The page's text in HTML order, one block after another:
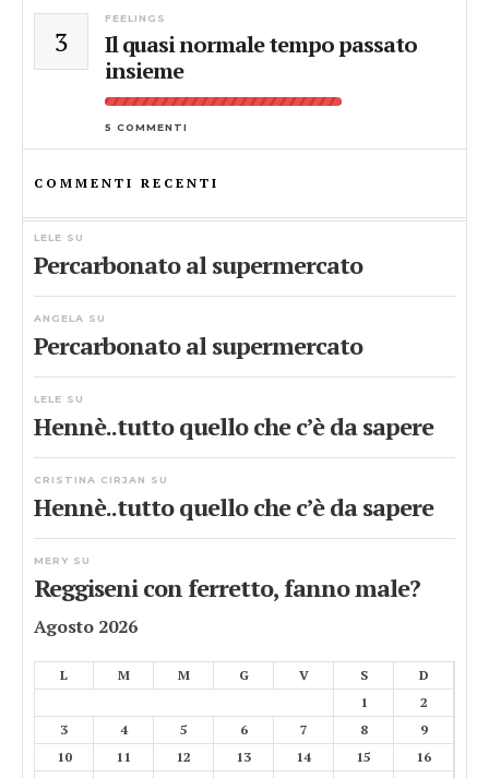
3
FEELINGS
Il quasi normale tempo passato
insieme
5 COMMENTI
COMMENTI RECENTI
LELE SU
Percarbonato al supermercato
ANGELA SU
Percarbonato al supermercato
LELE SU
Hennè..tutto quello che c’è da sapere
CRISTINA CIRJAN SU
Hennè..tutto quello che c’è da sapere
MERY SU
Reggiseni con ferretto, fanno male?
Agosto 2026
L M M G V S
D
1
2
3
4 5 6 7 8
9
10
11 12 13 14 15
16